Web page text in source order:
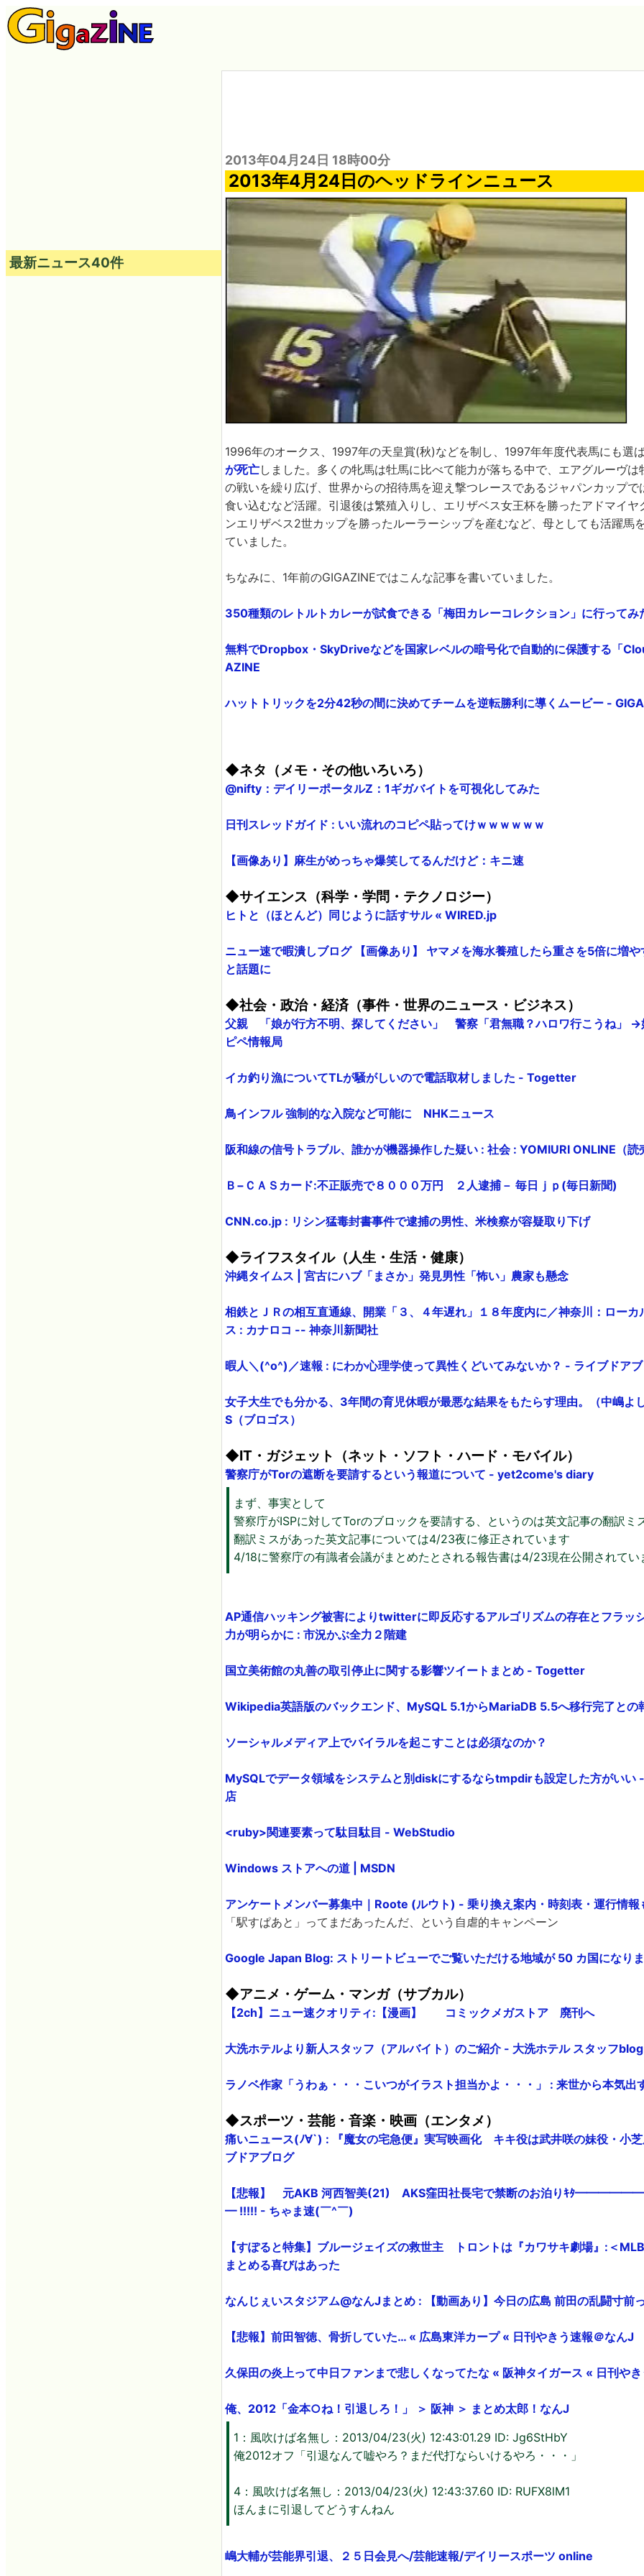
2013年04月24日 18時00分
2013年4月24日のヘッドラインニュース
1996年のオークス、1997年の天皇賞(秋)などを制し、1997年年度代表馬にも選
が死亡しました。多くの牝馬は牡馬に比べて能力が落ちる中で、エアグルーヴは
の戦いを繰り広げ、世界からの招待馬を迎え撃つレースであるジャパンカップ
食い込むなど活躍。引退後は繁殖入りし、エリザベス女王杯を勝ったアドマイヤ
ンエリザベス2世カップを勝ったルーラーシップを産むなど、母としても活躍馬
ていました。
ちなみに、1年前のGIGAZINEではこんな記事を書いていました。
350種類のレトルトカレーが試食できる「梅田カレーコレクション」に行ってみ
無料でDropbox・SkyDriveなどを国家レベルの暗号化で自動的に保護する「
AZINE
ハットトリックを2分42秒の間に決めてチームを逆転勝利に導くムービー -
◆ネタ（メモ・その他いろいろ）
@nifty：デイリーポータルZ：1ギガバイトを可視化してみた
日刊スレッドガイド : いい流れのコピペ貼ってけｗｗｗｗｗｗ
【画像あり】麻生がめっちゃ爆笑してるんだけど：キニ速
◆サイエンス（科学・学問・テクノロジー）
ヒトと（ほとんど）同じように話すサル « WIRED.jp
ニュー速で暇潰しブログ 【画像あり】 ヤマメを海水養殖したら重さを5倍に増
と話題に
◆社会・政治・経済（事件・世界のニュース・ビジネス）
父親 「娘が行方不明、探してください」 警察「君無職？ハロワ行こうね」 →
ピペ情報局
イカ釣り漁についてTLが騒がしいので電話取材しました - Togetter
鳥インフル 強制的な入院など可能に NHKニュース
阪和線の信号トラブル、誰かが機器操作した疑い : 社会 : YOMIURI ONLINE（読
Ｂ−ＣＡＳカード:不正販売で８０００万円 ２人逮捕－ 毎日ｊｐ(毎日新聞)
CNN.co.jp : リシン猛毒封書事件で逮捕の男性、米検察が容疑取り下げ
◆ライフスタイル（人生・生活・健康）
沖縄タイムス | 宮古にハブ「まさか」発見男性「怖い」農家も懸念
相鉄とＪＲの相互直通線、開業「３、４年遅れ」１８年度内に／神奈川：ローカ
ス : カナロコ -- 神奈川新聞社
暇人＼(^o^)／速報 : にわか心理学使って異性くどいてみないか？ - ライブドア
女子大生でも分かる、3年間の育児休暇が最悪な結果をもたらす理由。（中嶋よ
S（ブロゴス）
◆IT・ガジェット（ネット・ソフト・ハード・モバイル）
警察庁がTorの遮断を要請するという報道について - yet2come's diary
まず、事実として
警察庁がISPに対してTorのブロックを要請する、というのは英文記事の翻訳ミ
翻訳ミスがあった英文記事については4/23夜に修正されています
4/18に警察庁の有識者会議がまとめたとされる報告書は4/23現在公開されてい
AP通信ハッキング被害によりtwitterに即反応するアルゴリズムの存在とフラッ
力が明らかに : 市況かぶ全力２階建
国立美術館の丸善の取引停止に関する影響ツイートまとめ - Togetter
Wikipedia英語版のバックエンド、MySQL 5.1からMariaDB 5.5へ移行完了との
ソーシャルメディア上でバイラルを起こすことは必須なのか？
MySQLでデータ領域をシステムと別diskにするならtmpdirも設定した方がいい
店
<ruby>関連要素って駄目駄目 - WebStudio
Windows ストアへの道 | MSDN
アンケートメンバー募集中｜Roote (ルウト) - 乗り換え案内・時刻表・運行情報
「駅すぱあと」ってまだあったんだ、という自虐的キャンペーン
Google Japan Blog: ストリートビューでご覧いただける地域が 50 カ国になり
◆アニメ・ゲーム・マンガ（サブカル）
【2ch】ニュー速クオリティ:【漫画】 コミックメガストア 廃刊へ
大洗ホテルより新人スタッフ（アルバイト）のご紹介 - 大洗ホテル スタッフblog
ラノベ作家「うわぁ・・・こいつがイラスト担当かよ・・・」 : 来世から本気出
◆スポーツ・芸能・音楽・映画（エンタメ）
痛いニュース(ﾉ∀`) : 『魔女の宅急便』実写映画化 キキ役は武井咲の妹役・小
ブドアブログ
【悲報】 元AKB 河西智美(21) AKS窪田社長宅で禁断のお泊りｷﾀ
━ !!!!! - ちゃま速(￣^￣)
【すぽると特集】ブルージェイズの救世主 トロントは『カワサキ劇場』:＜
まとめる喜びはあった
なんじぇいスタジアム@なんJまとめ : 【動画あり】今日の広島 前田の乱闘寸前
【悲報】前田智徳、骨折していた… « 広島東洋カープ « 日刊やきう速報＠なんJ
久保田の炎上って中日ファンまで悲しくなってたな « 阪神タイガース « 日刊や
俺、2012「金本○ね！引退しろ！」 ＞ 阪神 ＞ まとめ太郎！なんJ
1：風吹けば名無し：2013/04/23(火) 12:43:01.29 ID: Jg6StHbY
俺2012オフ「引退なんて嘘やろ？まだ代打ならいけるやろ・・・」
4：風吹けば名無し：2013/04/23(火) 12:43:37.60 ID: RUFX8lM1
ほんまに引退してどうすんねん
嶋大輔が芸能界引退、２５日会見へ/芸能速報/デイリースポーツ online
最新ニュース40件